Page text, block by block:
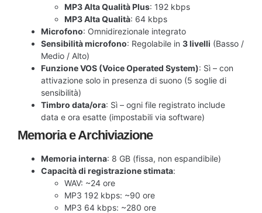
MP3 Alta Qualità Plus: 192 kbps
MP3 Alta Qualità: 64 kbps
Microfono: Omnidirezionale integrato
Sensibilità microfono: Regolabile in 3 livelli (Basso /
Medio / Alto)
Funzione VOS (Voice Operated System): Sì – con
attivazione solo in presenza di suono (5 soglie di
sensibilità)
Timbro data/ora: Sì – ogni file registrato include
data e ora esatte (impostabili via software)
Memoria e Archiviazione
Memoria interna: 8 GB (fissa, non espandibile)
Capacità di registrazione stimata:
WAV: ~24 ore
MP3 192 kbps: ~90 ore
MP3 64 kbps: ~280 ore